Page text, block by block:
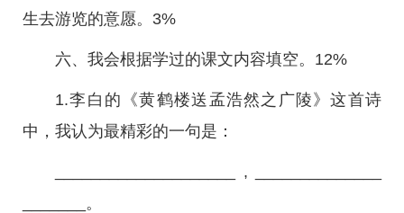
生去游览的意愿。3%
六、我会根据学过的课文内容填空。12%
1.李白的《黄鹤楼送孟浩然之广陵》这首诗
中，我认为最精彩的一句是：
____________________ , ______________
_______。